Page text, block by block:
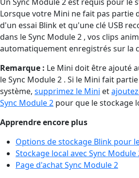
Lorsque votre Mini ne fait pas partie
d'un essai Blink et qu'une clé USB
dans le Sync Module 2 , vos clips
automatiquement enregistrés sur la
Remarque : Le Mini doit être ajouté
le Sync Module 2 . Si le Mini fait
système, supprimez le Mini et
Sync Module 2 pour que le stockage
Apprendre encore plus
Options de stockage Blink pour
Stockage local avec Sync Module
Page d'achat Sync Module 2